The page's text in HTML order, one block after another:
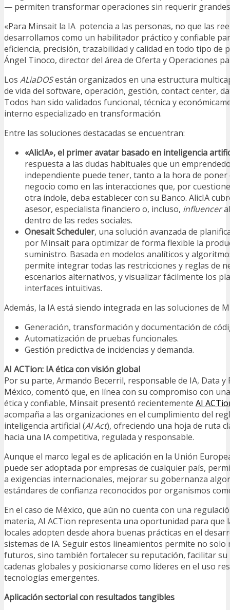
— permiten transformar operaciones sin requerir
«Para Minsait la IA potencia a las personas, no que las
desarrollamos como un habilitador práctico y confiable
eficiencia, precisión, trazabilidad y calidad en todo tipo de
Ángel Tinoco, director del área de Oferta y Operaciones
Los ALiaDOSestán organizados en una estructura
de vida del software, operación, gestión, contact center,
Todos han sido validados funcional, técnica y
interno especializado en transformación.
Entre las soluciones destacadas se encuentran:
«AlicIA», el primer avatar basado en inteligencia
respuesta a las dudas habituales que un
independiente puede tener, tanto a la hora de poner
negocio como en las interacciones que, por
otra índole, deba establecer con su Banco. AlicIA
asesor, especialista financiero o, incluso, influencer
dentro de las redes sociales.
Onesait Scheduler, una solución avanzada de
por Minsait para optimizar de forma flexible la
suministro. Basada en modelos analíticos y
permite integrar todas las restricciones y reglas de
escenarios alternativos, y visualizar fácilmente los
interfaces intuitivas.
Además, la IA está siendo integrada en las soluciones de
Generación, transformación y documentación de
Automatización de pruebas funcionales.
Gestión predictiva de incidencias y demanda.
AI ACTion: IA ética con visión global
Por su parte, Armando Becerril, responsable de IA, Data y
México, comentó que, en línea con su compromiso con
ética y confiable, Minsait presentó recientemente AI
acompaña a las organizaciones en el cumplimiento del
inteligencia artificial (AI Act), ofreciendo una hoja de ruta
hacia una IA competitiva, regulada y responsable.
Aunque el marco legal es de aplicación en la Unión
puede ser adoptada por empresas de cualquier país,
a exigencias internacionales, mejorar su gobernanza
estándares de confianza reconocidos por organismos
En el caso de México, que aún no cuenta con una
materia, AI ACTion representa una oportunidad para que
locales adopten desde ahora buenas prácticas en el
sistemas de IA. Seguir estos lineamientos permite no
futuros, sino también fortalecer su reputación, facilitar
cadenas globales y posicionarse como líderes en el uso
tecnologías emergentes.
Aplicación sectorial con resultados tangibles